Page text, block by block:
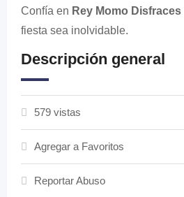
Confía en Rey Momo Disfraces
fiesta sea inolvidable.
Descripción general
579 vistas
Agregar a Favoritos
Reportar Abuso